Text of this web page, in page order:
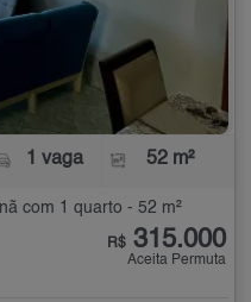
1 vaga 52 m²
com 1 quarto - 52 m²
R$ 315.000
Aceita Permuta